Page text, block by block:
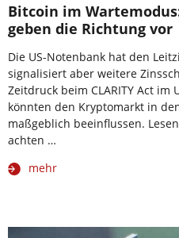
Bitcoin im
geben die Richtung vor
Die US-Notenbank hat den
signalisiert aber weitere
Zeitdruck beim CLARITY Act im
könnten den Kryptomarkt in
maßgeblich beeinflussen.
achten …
mehr